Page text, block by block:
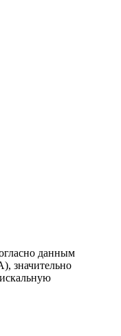
данным
значительно